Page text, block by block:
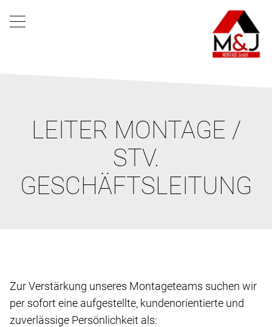
LEITER MONTAGE /
STV.
GESCHÄFTSLEITUNG
Zur Verstärkung unseres Montageteams suchen wir
per sofort eine aufgestellte, kundenorientierte und
zuverlässige Persönlichkeit als: